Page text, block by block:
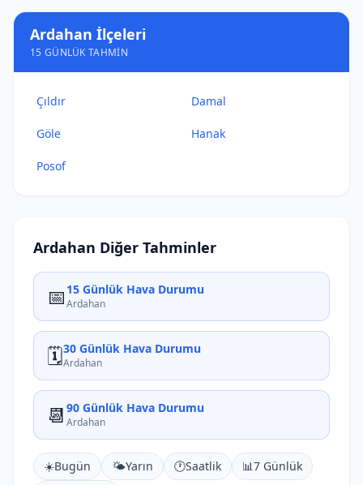
Ardahan İlçeleri
15 GÜNLÜK TAHMIN
Çıldır Damal
Göle Hanak
Posof
Ardahan Diğer Tahminler
📅 15 Günlük Hava Durumu
Ardahan
🗓️30 Günlük Hava Durumu
Ardahan
📆 90 Günlük Hava Durumu
Ardahan
☀️Bugün 🌤️Yarın 🕐Saatlik 📊7 Günlük